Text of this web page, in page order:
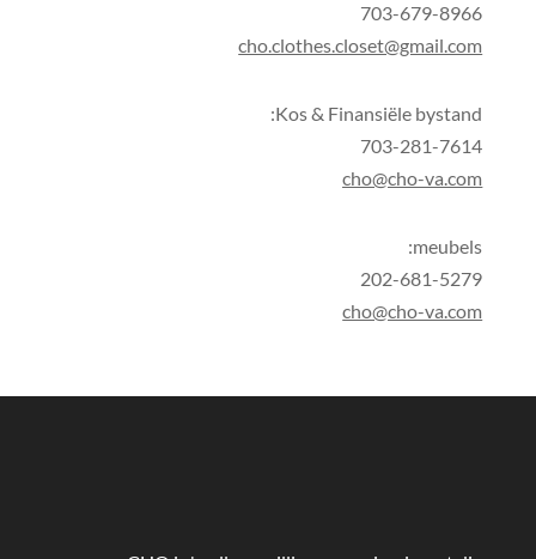
703-679-8966
cho.clothes.closet@gmail.com
Kos & Finansiële bystand:
703-281-7614
cho@cho-va.com
meubels:
202-681-5279
cho@cho-va.com